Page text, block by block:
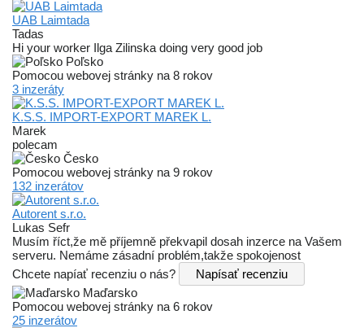
UAB Laimtada
Tadas
Hi your worker Ilga Zilinska doing very good job
Poľsko
Pomocou webovej stránky na 8 rokov
3 inzeráty
K.S.S. IMPORT-EXPORT MAREK L.
Marek
polecam
Česko
Pomocou webovej stránky na 9 rokov
132 inzerátov
Autorent s.r.o.
Lukas Sefr
Musím říct,že mě příjemně překvapil dosah inzerce na Vašem
serveru. Nemáme zásadní problém,takže spokojenost
Chcete napíať recenziu o nás?
Napísať recenziu
Maďarsko
Pomocou webovej stránky na 6 rokov
25 inzerátov